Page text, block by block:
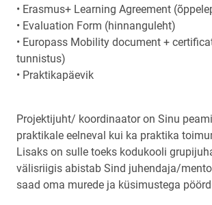
• Erasmus+ Learning Agreement
• Evaluation Form (hinnanguleht)
• Europass Mobility document +
tunnistus)
• Praktikapäevik
Projektijuht/ koordinaator on Sinu
praktikale eelneval kui ka praktika
Lisaks on sulle toeks kodukooli
välisriigis abistab Sind juhendaja/
saad oma murede ja küsimustega